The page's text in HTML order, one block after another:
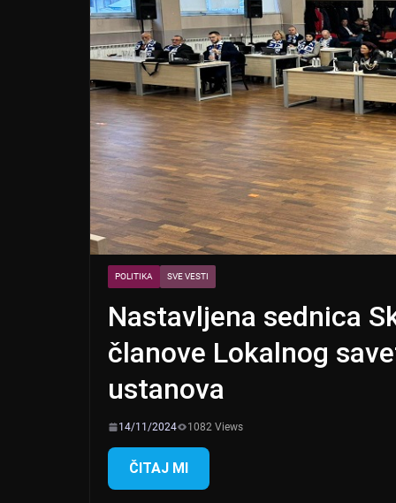
POLITIKA SVE VESTI
Nastavljena sednica
članove Lokalnog
ustanova
14/11/2024 1082 Views
ČITAJ MI